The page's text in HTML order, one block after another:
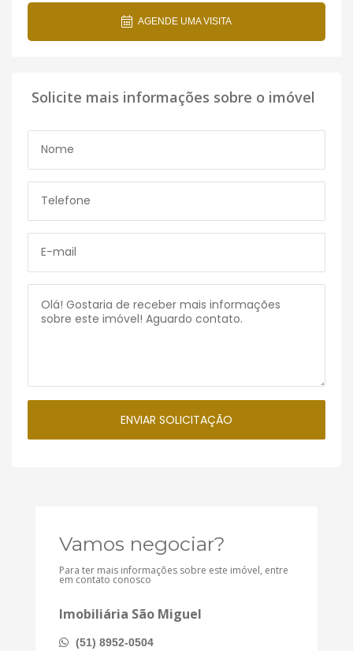
AGENDE UMA VISITA
Solicite mais informações sobre o imóvel
Vamos negociar?
Para ter mais informações sobre este imóvel, entre
em contato conosco
Imobiliária São Miguel
(51) 8952-0504